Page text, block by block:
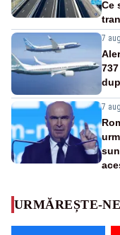
Ce
7
7
URMĂREȘTE-